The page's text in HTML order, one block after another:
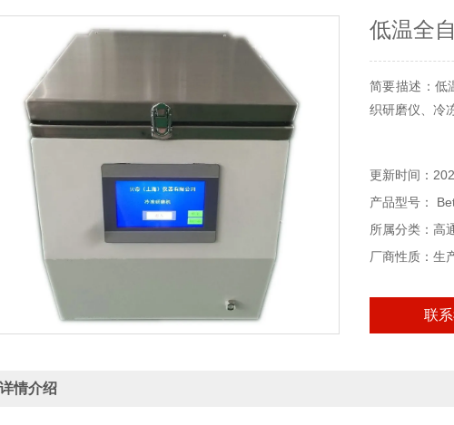
低温全
简要描述：低
织研磨仪、冷
更新时间：
产品型号：
所属分类：高
厂商性质：生
联
详情介绍